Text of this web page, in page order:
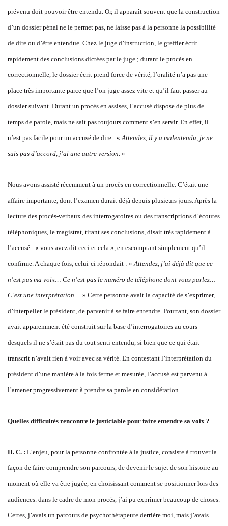
prévenu doit pouvoir être entendu. Or, il apparaît souvent que la construction
d’un dossier pénal ne le permet pas, ne laisse pas à la personne la possibilité
de dire ou d’être entendue. Chez le juge d’instruction, le greffier écrit
rapidement des conclusions dictées par le juge ; durant le procès en
correctionnelle, le dossier écrit prend force de vérité, l’oralité n’a pas une
place très importante parce que l’on juge assez vite et qu’il faut passer au
dossier suivant. Durant un procès en assises, l’accusé dispose de plus de
temps de parole, mais ne sait pas toujours comment s’en servir. En effet, il
n’est pas facile pour un accusé de dire : « Attendez, il y a malentendu, je ne
suis pas d’accord, j’ai une autre version . »
Nous avons assisté récemment à un procès en correctionnelle. C’était une
affaire importante, dont l’examen durait déjà depuis plusieurs jours. Après la
lecture des procès-verbaux des interrogatoires ou des transcriptions d’écoutes
téléphoniques, le magistrat, tirant ses conclusions, disait très rapidement à
l’accusé : « vous avez dit ceci et cela », en escomptant simplement qu’il
confirme. A chaque fois, celui-ci répondait : « Attendez, j’ai déjà dit que ce
n’est pas ma voix… Ce n’est pas le numéro de téléphone dont vous parlez…
C’est une interprétation … » Cette personne avait la capacité de s’exprimer,
d’interpeller le président, de parvenir à se faire entendre. Pourtant, son dossier
avait apparemment été construit sur la base d’interrogatoires au cours
desquels il ne s’était pas du tout senti entendu, si bien que ce qui était
transcrit n’avait rien à voir avec sa vérité. En contestant l’interprétation du
président d’une manière à la fois ferme et mesurée, l’accusé est parvenu à
l’amener progressivement à prendre sa parole en considération.
Quelles difficultés rencontre le justiciable pour faire entendre sa voix ?
H. C. : L’enjeu, pour la personne confrontée à la justice, consiste à trouver la
façon de faire comprendre son parcours, de devenir le sujet de son histoire au
moment où elle va être jugée, en choisissant comment se positionner lors des
audiences. dans le cadre de mon procès, j’ai pu exprimer beaucoup de choses.
Certes, j’avais un parcours de psychothérapeute derrière moi, mais j’avais